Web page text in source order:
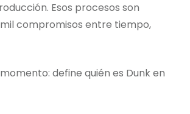
Esos procesos son
compromisos entre tiempo,
define quién es Dunk en